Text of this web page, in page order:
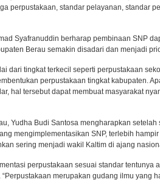
perpustakaan, standar pelayanan, standar
Syafranuddin berharap pembinaan SNP
Berau semakin disadari dan menjadi
dari tingkat terkecil seperti perpustakaan
perpustakaan tingkat kabupaten.
hal tersebut dapat membuat masyarakat
Yudha Budi Santosa mengharapkan
mengimplementasikan SNP, terlebih
sering menjadi wakil Kaltim di ajang
perpustakaan sesuai standar tentunya
merupakan gudang ilmu yang